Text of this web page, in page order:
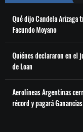
Qué dijo Candela Arizaga
Facundo Moyano
Quiénes declararon en el
de Loan
Aerolíneas Argentinas
récord y pagará